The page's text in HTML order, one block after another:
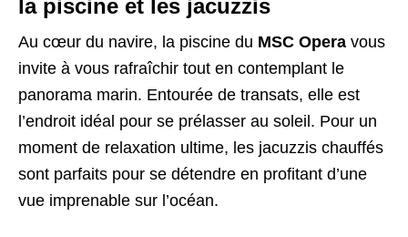
la piscine et les jacuzzis
Au cœur du navire, la piscine du MSC Opera vous
invite à vous rafraîchir tout en contemplant le
panorama marin. Entourée de transats, elle est
l’endroit idéal pour se prélasser au soleil. Pour un
moment de relaxation ultime, les jacuzzis chauffés
sont parfaits pour se détendre en profitant d’une
vue imprenable sur l’océan.